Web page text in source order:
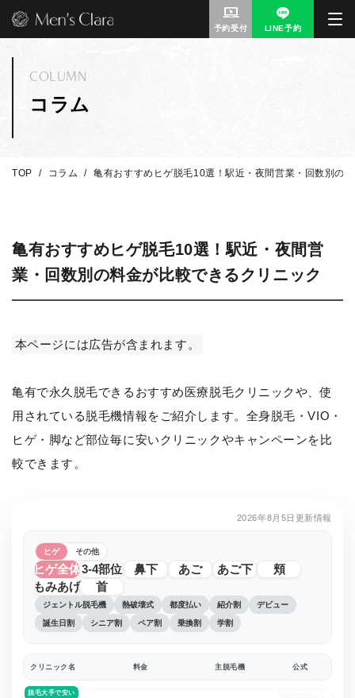
予約受付 LINE予約
コラム
COLUMN
TOP コラム 亀有おすすめヒゲ脱毛10選！駅近・夜間営業・回数別の
亀有おすすめヒゲ脱毛10選！駅近・夜間営
業・回数別の料金が比較できるクリニック
本ページには広告が含まれます。
亀有で永久脱毛できるおすすめ医療脱毛クリニックや、使
用されている脱毛機情報をご紹介します。全身脱毛・VIO・
ヒゲ・脚など部位毎に安いクリニックやキャンペーンを比
較できます。
2026年8月5日更新情報
ヒゲ その他
ヒゲ全体3-4部位 鼻下 あご あご下
頬
もみあげ
首
ジェントル脱毛機 熱破壊式 都度払い 紹介割 デビュー
誕生日割 シニア割 ペア割 乗換割 学割
クリニック名 料金 主脱毛機 公式
脱毛大手で安い